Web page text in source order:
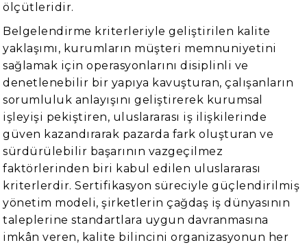
ölçütleridir.
Belgelendirme kriterleriyle geliştirilen kalite
yaklaşımı, kurumların müşteri memnuniyetini
sağlamak için operasyonlarını disiplinli ve
denetlenebilir bir yapıya kavuşturan, çalışanların
sorumluluk anlayışını geliştirerek kurumsal
işleyişi pekiştiren, uluslararası iş ilişkilerinde
güven kazandırarak pazarda fark oluşturan ve
sürdürülebilir başarının vazgeçilmez
faktörlerinden biri kabul edilen uluslararası
kriterlerdir. Sertifikasyon süreciyle güçlendirilmiş
yönetim modeli, şirketlerin çağdaş iş dünyasının
taleplerine standartlara uygun davranmasına
imkân veren, kalite bilincini organizasyonun her